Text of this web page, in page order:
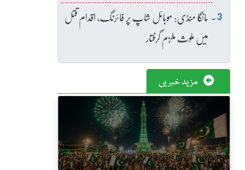
مانگا منڈی: موبائل شاپ پر فائرنگ، اقدام قتل
میں ملوث ملزم گرفتار
مزید خبریں